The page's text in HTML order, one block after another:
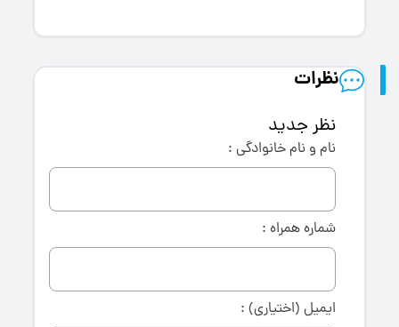
نظرات
نظر جدید
نام و نام خانوادگی :
شماره همراه :
ایمیل (اختیاری) :